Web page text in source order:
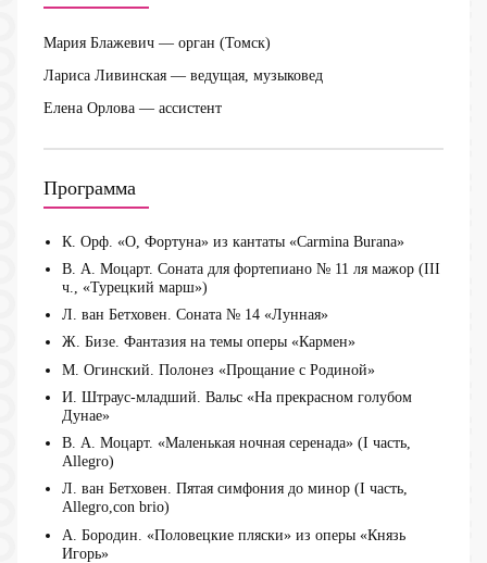
Мария Блажевич — орган (Томск)
Лариса Ливинская — ведущая, музыковед
Елена Орлова — ассистент
Программа
К. Орф. «О, Фортуна» из кантаты «Carmina Burana»
В. А. Моцарт. Cоната для фортепиано № 11 ля мажор (III
ч., «Турецкий марш»)
Л. ван Бетховен. Соната № 14 «Лунная»
Ж. Бизе. Фантазия на темы оперы «Кармен»
М. Огинский. Полонез «Прощание с Родиной»
И. Штраус-младший. Вальс «На прекрасном голубом
Дунае»
В. А. Моцарт. «Маленькая ночная серенада» (I часть,
Allegro)
Л. ван Бетховен. Пятая симфония до минор (I часть,
Allegro,con brio)
А. Бородин. «Половецкие пляски» из оперы «Князь
Игорь»